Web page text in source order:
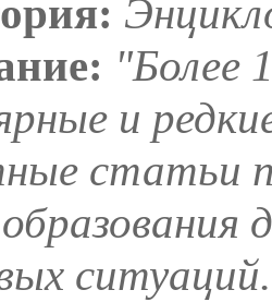
"Более
и
статьи